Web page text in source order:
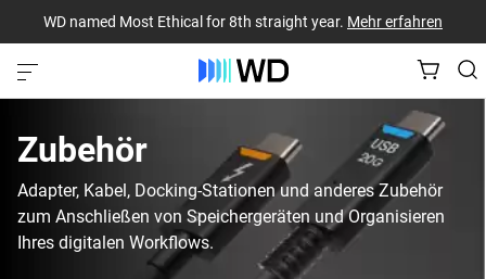
WD named Most Ethical for 8th straight year. Mehr erfahren
Zubehör
Adapter, Kabel, Docking-Stationen und anderes Zubehör
zum Anschließen von Speichergeräten und Organisieren
Ihres digitalen Workflows.